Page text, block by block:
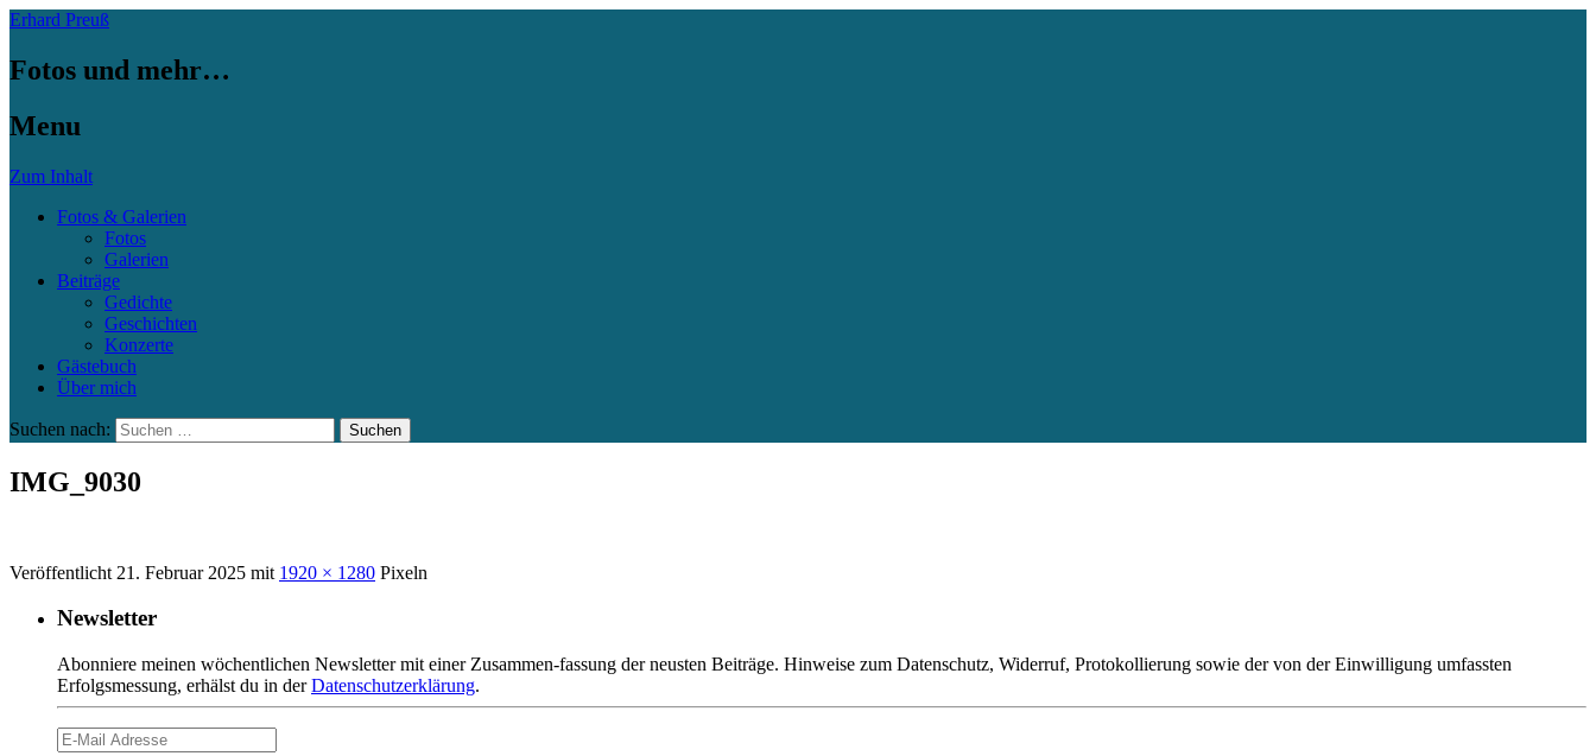
Erhard Preuß
Fotos und mehr…
Menu
Zum Inhalt
Fotos & Galerien
Fotos
Galerien
Beiträge
Gedichte
Geschichten
Konzerte
Gästebuch
Über mich
Suchen nach:
IMG_9030
Veröffentlicht 21. Februar 2025 mit 1920 × 1280 Pixeln
Newsletter
Abonniere meinen wöchentlichen Newsletter mit einer Zusammen-fassung der neusten Beiträge. Hinweise zum Datenschutz, Widerruf, Protokollierung sowie der von der Einwilligung umfassten
Erfolgsmessung, erhälst du in derDatenschutzerklärung.